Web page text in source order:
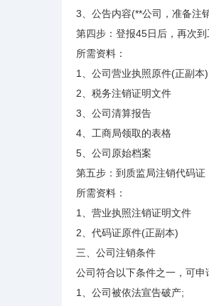
3、公告内容(**公司，准备注
第四步：登报45日后，再次
所需资料：
1、公司营业执照原件(正副本)
2、税务注销证明文件
3、公司清算报告
4、工商局领取的表格
5、公司原始档案
第五步：到质监局注销代码证
所需资料：
1、营业执照注销证明文件
2、代码证原件(正副本)
三、公司注销条件
公司符合以下条件之一，可申
1、公司被依法宣告破产;